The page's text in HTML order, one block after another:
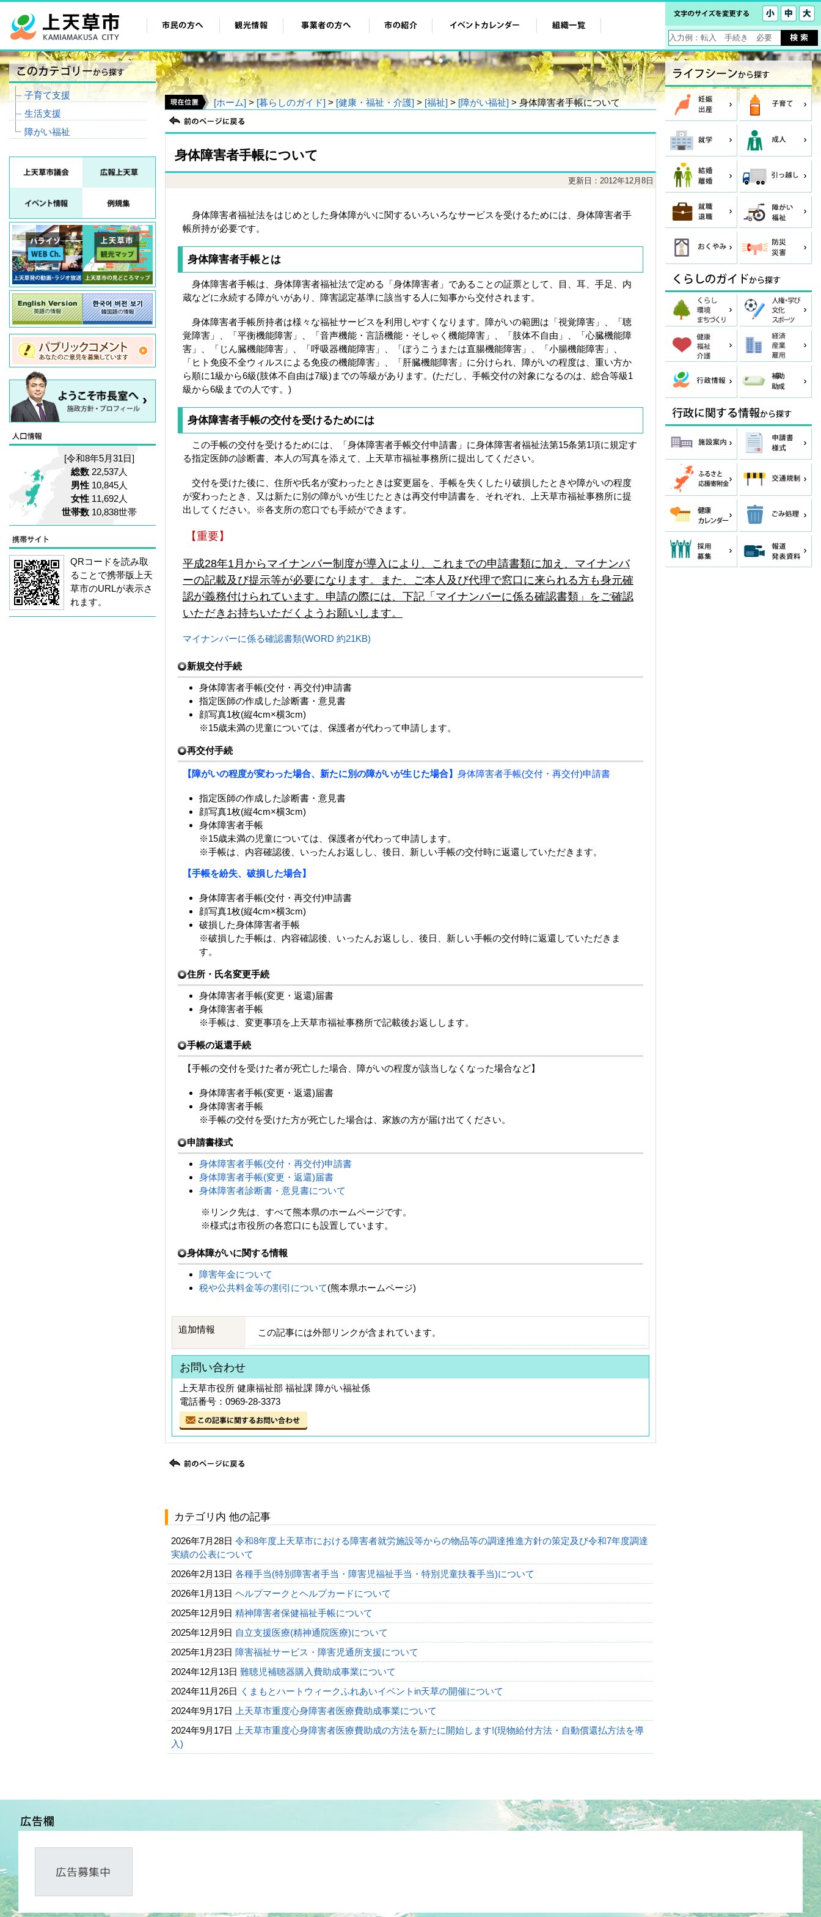
[ホーム]>[暮らしのガイド] >[健康・福祉・介護]>[福祉]>[障がい福祉]> 身体障害者手帳について
身体障害者手帳について
更新日：2012年12月8日
身体障害者福祉法をはじめとした身体障がいに関するいろいろなサービスを受けるためには、身体障害者手
帳所持が必要です。
身体障害者手帳とは
身体障害者手帳は、身体障害者福祉法で定める「身体障害者」であることの証票として、目、耳、手足、内
蔵などに永続する障がいがあり、障害認定基準に該当する人に知事から交付されます。
身体障害者手帳所持者は様々な福祉サービスを利用しやすくなります。障がいの範囲は「視覚障害」、「聴
覚障害」、「平衡機能障害」、「音声機能・言語機能・そしゃく機能障害」、「肢体不自由」、「心臓機能障
害」、「じん臓機能障害」、「呼吸器機能障害」、「ぼうこうまたは直腸機能障害」、「小腸機能障害」、
「ヒト免疫不全ウィルスによる免疫の機能障害」、「肝臓機能障害」に分けられ、障がいの程度は、重い方か
ら順に1級から6級(肢体不自由は7級)までの等級があります。(ただし、手帳交付の対象になるのは、総合等級1
級から6級までの人です。)
身体障害者手帳の交付を受けるためには
この手帳の交付を受けるためには、「身体障害者手帳交付申請書」に身体障害者福祉法第15条第1項に規定す
る指定医師の診断書、本人の写真を添えて、上天草市福祉事務所に提出してください。
交付を受けた後に、住所や氏名が変わったときは変更届を、手帳を失くしたり破損したときや障がいの程度
が変わったとき、又は新たに別の障がいが生じたときは再交付申請書を、それぞれ、上天草市福祉事務所に提
出してください。※各支所の窓口でも手続ができます。
【重要】
平成28年1月からマイナンバー制度が導入により、これまでの申請書類に加え、マイナンバ
ーの記載及び提示等が必要になります。また、ご本人及び代理で窓口に来られる方も身元確
認が義務付けられています。申請の際には、下記「マイナンバーに係る確認書類」をご確認
いただきお持ちいただくようお願いします。
マイナンバーに係る確認書類(WORD 約21KB)
新規交付手続
身体障害者手帳(交付・再交付)申請書
指定医師の作成した診断書・意見書
顔写真1枚(縦4cm×横3cm)
※15歳未満の児童については、保護者が代わって申請します。
再交付手続
【障がいの程度が変わった場合、新たに別の障がいが生じた場合】 身体障害者手帳(交付・再交付)申請書
指定医師の作成した診断書・意見書
顔写真1枚(縦4cm×横3cm)
身体障害者手帳
※15歳未満の児童については、保護者が代わって申請します。
※手帳は、内容確認後、いったんお返しし、後日、新しい手帳の交付時に返還していただきます。
【手帳を紛失、破損した場合】
身体障害者手帳(交付・再交付)申請書
顔写真1枚(縦4cm×横3cm)
破損した身体障害者手帳
※破損した手帳は、内容確認後、いったんお返しし、後日、新しい手帳の交付時に返還していただきま
す。
住所・氏名変更手続
身体障害者手帳(変更・返還)届書
身体障害者手帳
※手帳は、変更事項を上天草市福祉事務所で記載後お返しします。
手帳の返還手続
【手帳の交付を受けた者が死亡した場合、障がいの程度が該当しなくなった場合など】
身体障害者手帳(変更・返還)届書
身体障害者手帳
※手帳の交付を受けた方が死亡した場合は、家族の方が届け出てください。
申請書様式
身体障害者手帳(交付・再交付)申請書
身体障害者手帳(変更・返還)届書
身体障害者診断書・意見書について
※リンク先は、すべて熊本県のホームページです。
※様式は市役所の各窓口にも設置しています。
身体障がいに関する情報
障害年金について
税や公共料金等の割引について(熊本県ホームページ)
追加情報 この記事には外部リンクが含まれています。
お問い合わせ
上天草市役所 健康福祉部 福祉課 障がい福祉係
電話番号：0969-28-3373
カテゴリ内 他の記事
2026年7月28日 令和8年度上天草市における障害者就労施設等からの物品等の調達推進方針の策定及び令和7年度調達
実績の公表について
2026年2月13日 各種手当(特別障害者手当・障害児福祉手当・特別児童扶養手当)について
2026年1月13日 ヘルプマークとヘルプカードについて
2025年12月9日 精神障害者保健福祉手帳について
2025年12月9日 自立支援医療(精神通院医療)について
2025年1月23日 障害福祉サービス・障害児通所支援について
2024年12月13日 難聴児補聴器購入費助成事業について
2024年11月26日 くまもとハートウィークふれあいイベントin天草の開催について
2024年9月17日
上天草市重度心身障害者医療費助成事業について
2024年9月17日
上天草市重度心身障害者医療費助成の方法を新たに開始します!(現物給付方法・自動償還払方法を導
入)
子育て支援
生活支援
障がい福祉
[令和8年5月31日]
総数 22,537人
男性 10,845人
女性 11,692人
世帯数 10,838世帯
QRコードを読み取
ることで携帯版上天
草市のURLが表示さ
れます。